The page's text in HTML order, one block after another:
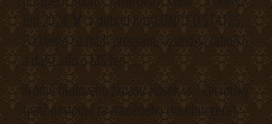
žen 2024 🏅 v dubnu hostí UNITED STATES.
Podívejte se mhh program, výsledky, tabulku
a další info o MS žen…
Kromě titulového zápasu Hošek vs . Červinský
(jenž nastoupí za zraněného Humburgera)